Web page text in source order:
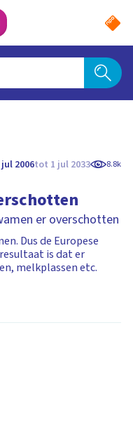
2006tot 1 jul 2033 8.8k
er overschotten
Dus de Europese
is dat er
melkplassen etc.